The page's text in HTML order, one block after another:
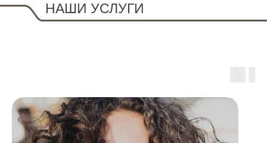
НАШИ УСЛУГИ